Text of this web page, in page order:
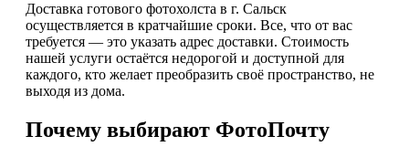
Доставка готового фотохолста в г. Сальск
осуществляется в кратчайшие сроки. Все, что от вас
требуется — это указать адрес доставки. Стоимость
нашей услуги остаётся недорогой и доступной для
каждого, кто желает преобразить своё пространство, не
выходя из дома.
Почему выбирают ФотоПочту